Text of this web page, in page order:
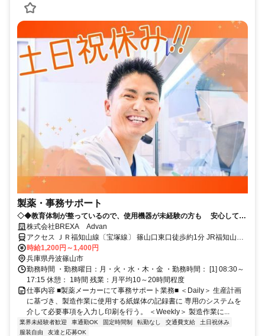
製薬・事務サポート
◇◆教育体制が整っているので、使用機器が未経験の方も 安心してス
キルアップができる環境です！！◆◇
株式会社BREXA Advan
アクセス ＪＲ福知山線〔宝塚線〕 篠山口東口徒歩約1分 JR福知山線
篠山口駅（車20分 ※車通勤必須）
時給1,200円～1,400円
兵庫県丹波篠山市
勤務時間 ・勤務曜日：月・火・水・木・金 ・勤務時間： [1] 08:30～
17:15 休憩： 1時間 残業：月平均10～20時間程度
仕事内容 ■製薬メーカーにて事務サポート業務■ ＜Daily＞ 生産計画
に基づき、製造作業に使用する紙媒体の記録書に 専用のシステムを
介して必要事項を入力し印刷を行う。 ＜Weekly＞ 製造作業に...
業界未経験者歓迎 車通勤OK 固定時間制 転勤なし 交通費支給
土日祝休み
服装自由
友達と応募OK